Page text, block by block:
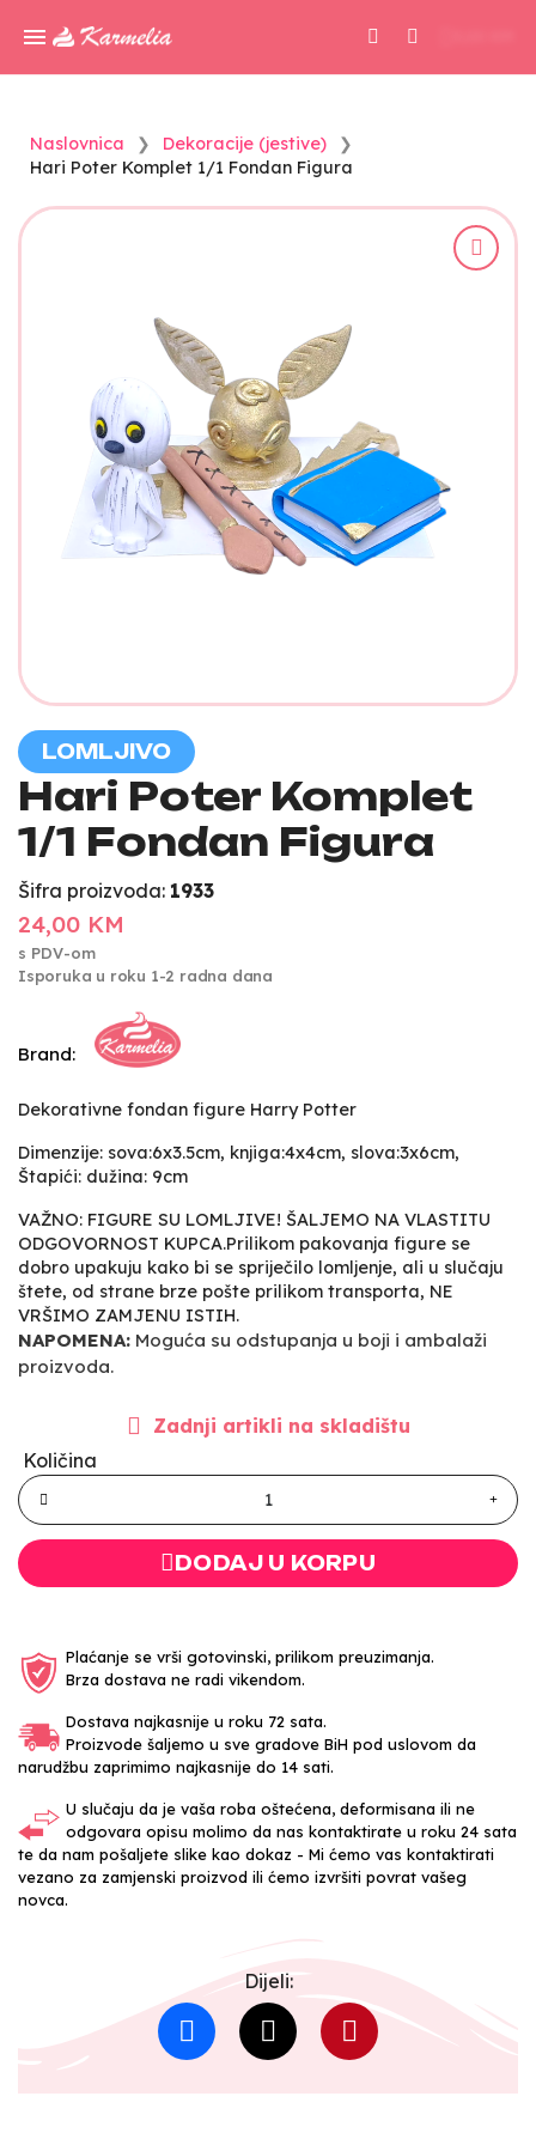
Naslovnica
Dekoracije (jestive)
Hari Poter Komplet 1/1 Fondan Figura
LOMLJIVO
Hari Poter Komplet
1/1 Fondan Figura
Šifra proizvoda: 1933
24,00 KM
s PDV-om
Isporuka u roku 1-2 radna dana
Brand:
Dekorativne fondan figure Harry Potter
Dimenzije: sova:6x3.5cm, knjiga:4x4cm, slova:3x6cm,
Štapići: dužina: 9cm
VAŽNO: FIGURE SU LOMLJIVE! ŠALJEMO NA VLASTITU
ODGOVORNOST KUPCA.Prilikom pakovanja figure se
dobro upakuju kako bi se spriječilo lomljenje, ali u slučaju
štete, od strane brze pošte prilikom transporta, NE
VRŠIMO ZAMJENU ISTIH.
NAPOMENA: Moguća su odstupanja u boji i ambalaži
proizvoda.
Zadnji artikli na skladištu
Količina
DODAJ U KORPU
Plaćanje se vrši gotovinski, prilikom preuzimanja.
Brza dostava ne radi vikendom.
Dostava najkasnije u roku 72 sata.
Proizvode šaljemo u sve gradove BiH pod uslovom da
narudžbu zaprimimo najkasnije do 14 sati.
U slučaju da je vaša roba oštećena, deformisana ili ne
odgovara opisu molimo da nas kontaktirate u roku 24 sata
te da nam pošaljete slike kao dokaz - Mi ćemo vas kontaktirati
vezano za zamjenski proizvod ili ćemo izvršiti povrat vašeg
novca.
Dijeli: